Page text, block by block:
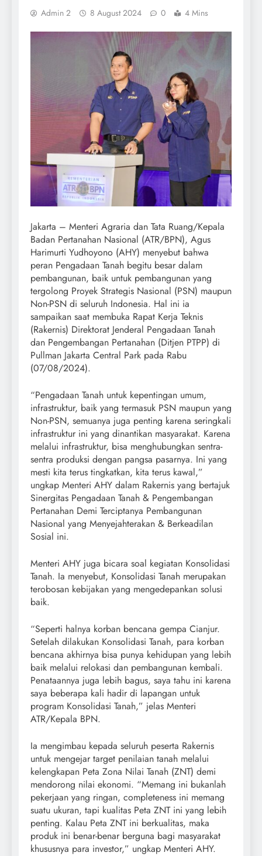
Admin 2 8 August 2024 0 4 Mins
Jakarta – Menteri Agraria dan Tata Ruang/Kepala
Badan Pertanahan Nasional (ATR/BPN), Agus
Harimurti Yudhoyono (AHY) menyebut bahwa
peran Pengadaan Tanah begitu besar dalam
pembangunan, baik untuk pembangunan yang
tergolong Proyek Strategis Nasional (PSN) maupun
Non-PSN di seluruh Indonesia. Hal ini ia
sampaikan saat membuka Rapat Kerja Teknis
(Rakernis) Direktorat Jenderal Pengadaan Tanah
dan Pengembangan Pertanahan (Ditjen PTPP) di
Pullman Jakarta Central Park pada Rabu
(07/08/2024).
“Pengadaan Tanah untuk kepentingan umum,
infrastruktur, baik yang termasuk PSN maupun yang
Non-PSN, semuanya juga penting karena seringkali
infrastruktur ini yang dinantikan masyarakat. Karena
melalui infrastruktur, bisa menghubungkan sentra-
sentra produksi dengan pangsa pasarnya. Ini yang
mesti kita terus tingkatkan, kita terus kawal,”
ungkap Menteri AHY dalam Rakernis yang bertajuk
Sinergitas Pengadaan Tanah & Pengembangan
Pertanahan Demi Terciptanya Pembangunan
Nasional yang Menyejahterakan & Berkeadilan
Sosial ini.
Menteri AHY juga bicara soal kegiatan Konsolidasi
Tanah. Ia menyebut, Konsolidasi Tanah merupakan
terobosan kebijakan yang mengedepankan solusi
baik.
“Seperti halnya korban bencana gempa Cianjur.
Setelah dilakukan Konsolidasi Tanah, para korban
bencana akhirnya bisa punya kehidupan yang lebih
baik melalui relokasi dan pembangunan kembali.
Penataannya juga lebih bagus, saya tahu ini karena
saya beberapa kali hadir di lapangan untuk
program Konsolidasi Tanah,” jelas Menteri
ATR/Kepala BPN.
Ia mengimbau kepada seluruh peserta Rakernis
untuk mengejar target penilaian tanah melalui
kelengkapan Peta Zona Nilai Tanah (ZNT) demi
mendorong nilai ekonomi. “Memang ini bukanlah
pekerjaan yang ringan, completeness ini memang
suatu ukuran, tapi kualitas Peta ZNT ini yang lebih
penting. Kalau Peta ZNT ini berkualitas, maka
produk ini benar-benar berguna bagi masyarakat
khususnya para investor,” ungkap Menteri AHY.